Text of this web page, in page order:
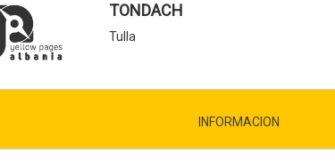
TONDACH
Tulla
INFORMACION